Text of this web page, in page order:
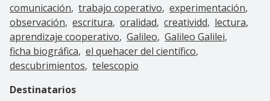
comunicación trabajo coperativo experimentación
observación escritura oralidad creatividd
lectura
aprendizaje cooperativo Galileo Galileo Galilei
ficha biográfica el quehacer del científico
descubrimientos telescopio
Destinatarios